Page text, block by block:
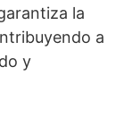
la
a
y